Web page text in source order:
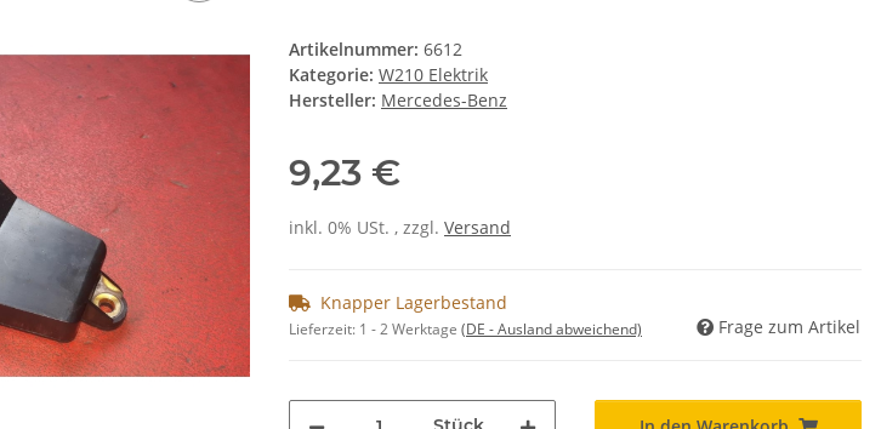
Artikelnummer: 6612
Kategorie: W210 Elektrik
Hersteller: Mercedes-Benz
9,23 €
inkl. 0% USt. , zzgl. Versand
Knapper Lagerbestand
Lieferzeit: 1 - 2 Werktage (DE - Ausland abweichend) Frage zum Artikel